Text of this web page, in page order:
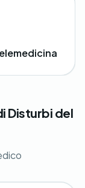
Disturbi del